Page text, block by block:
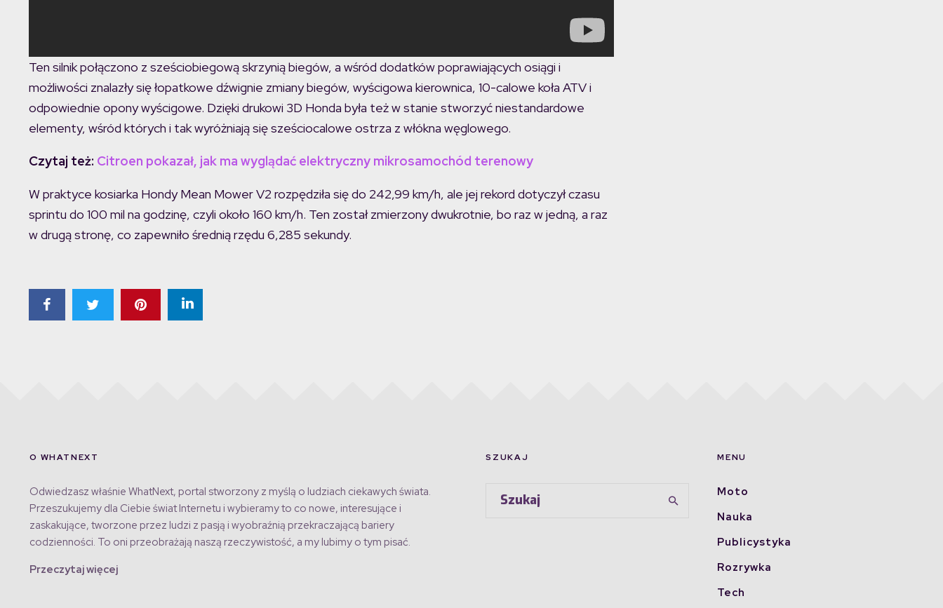
Ten silnik połączono z sześciobiegową skrzynią biegów, a wśród dodatków poprawiających osiągi i
możliwości znalazły się łopatkowe dźwignie zmiany biegów, wyścigowa kierownica, 10-calowe koła ATV i
odpowiednie opony wyścigowe. Dzięki drukowi 3D Honda była też w stanie stworzyć niestandardowe
elementy, wśród których i tak wyróżniają się sześciocalowe ostrza z włókna węglowego.
Czytaj też: Citroen pokazał, jak ma wyglądać elektryczny mikrosamochód terenowy
W praktyce kosiarka Hondy Mean Mower V2 rozpędziła się do 242,99 km/h, ale jej rekord dotyczył czasu
sprintu do 100 mil na godzinę, czyli około 160 km/h. Ten został zmierzony dwukrotnie, bo raz w jedną, a raz
w drugą stronę, co zapewniło średnią rzędu 6,285 sekundy.
O WHATNEXT
Odwiedzasz właśnie WhatNext, portal stworzony z myślą o ludziach ciekawych świata.
Przeszukujemy dla Ciebie świat Internetu i wybieramy to co nowe, interesujące i
zaskakujące, tworzone przez ludzi z pasją i wyobraźnią przekraczającą bariery
codzienności. To oni przeobrażają naszą rzeczywistość, a my lubimy o tym pisać.
Przeczytaj więcej
SZUKAJ MENU
Moto
Nauka
Publicystyka
Rozrywka
Tech